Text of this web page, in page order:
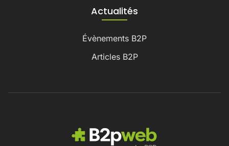
Actualités
Évènements B2P
Articles B2P